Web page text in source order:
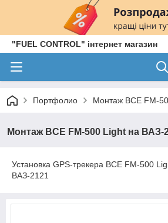
"FUEL CONTROL" інтернет магазин
Портфолио Монтаж BCE FM-
Монтаж BCE FM-500 Light на ВАЗ-
Установка GPS-трекера BCE FM-500
ВАЗ-2121